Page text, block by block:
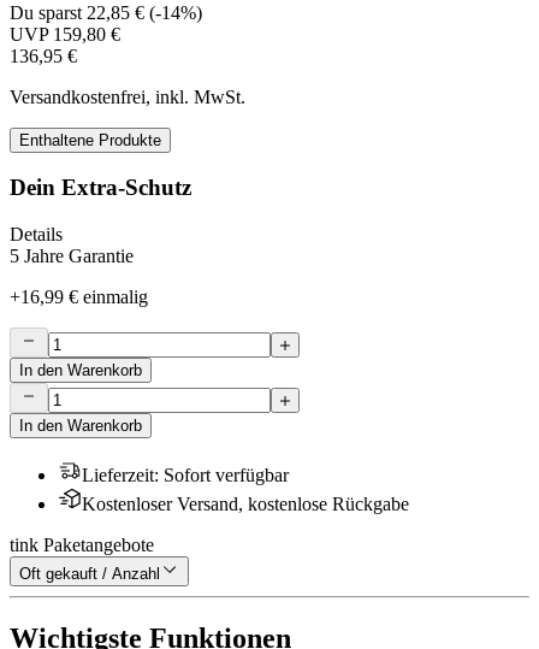
Du sparst 22,85 € (-14%)
UVP 159,80 €
136,95 €
Versandkostenfrei, inkl. MwSt.
Enthaltene Produkte
Dein Extra-Schutz
Details
5 Jahre Garantie
+16,99 € einmalig
In den Warenkorb
In den Warenkorb
Lieferzeit: Sofort verfügbar
Kostenloser Versand, kostenlose Rückgabe
tink Paketangebote
Oft gekauft / Anzahl
Wichtigste Funktionen